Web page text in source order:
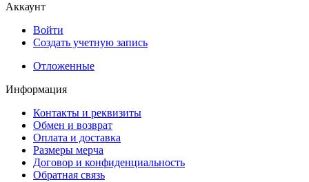
Аккаунт
Войти
Создать учетную запись
Отложенные
Информация
Контакты и реквизиты
Обмен и возврат
Оплата и доставка
Размеры мерча
Договор и конфиденциальность
Обратная связь